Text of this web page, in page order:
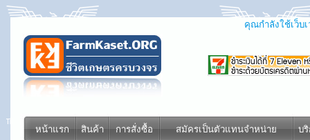
คุณกำลังใช้เว็บ
หน้าแรก สินค้า การสั่งซื้อ สมัครเป็นตัวแทนจำหน่าย บ